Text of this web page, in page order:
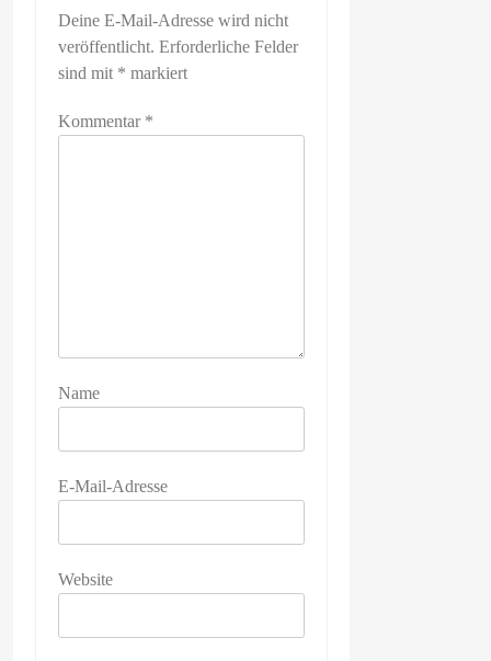
Deine E-Mail-Adresse wird nicht
veröffentlicht. Erforderliche Felder
sind mit * markiert
Kommentar *
Name
E-Mail-Adresse
Website